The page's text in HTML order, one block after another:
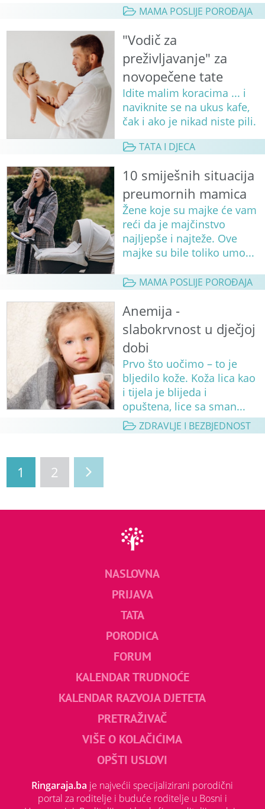
MAMA POSLIJE POROĐAJA
"Vodič za
preživljavanje" za
novopečene tate
Idite malim koracima ... i
naviknite se na ukus kafe,
čak i ako je nikad niste pili.
TATA I DJECA
10 smiješnih situacija
preumornih mamica
Žene koje su majke će vam
reći da je majčinstvo
najljepše i najteže. Ove
majke su bile toliko umo...
MAMA POSLIJE POROĐAJA
Anemija -
slabokrvnost u dječjoj
dobi
Prvo što uočimo – to je
bljedilo kože. Koža lica kao
i tijela je blijeda i
opuštena, lice sa sman...
ZDRAVLJE I BEZBJEDNOST
1 2
NASLOVNA
PRIJAVA
TATA
PORODICA
FORUM
KALENDAR TRUDNOĆE
KALENDAR RAZVOJA DJETETA
PRETRAŽIVAČ
VIŠE O KOLAČIĆIMA
OPŠTI USLOVI
Ringaraja.ba je najvećii specijalizirani porodični
portal za roditelje i buduće roditelje u Bosni i